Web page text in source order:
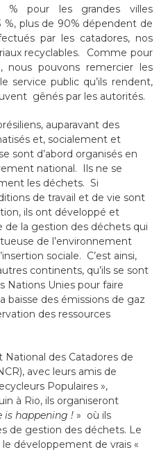
pour les grandes villes
%, plus de 90% dépendent de
par les catadores, nos
recyclables. Comme pour
nous pouvons remercier les
service public qu’ils rendent,
gênés par les autorités.
auparavant des
et, socialement et
sont d’abord organisés en
national. Ils ne se
les déchets. Si
de travail et de vie sont
ils ont développé et
de la gestion des déchets qui
de l’environnement
sociale. C’est ainsi,
continents, qu’ils se sont
Nations Unies pour faire
baisse des émissions de gaz
des ressources
des Catadores de
avec leurs amis de
Populaires »,
à Rio, ils organiseront
is happening !» où ils
de gestion des déchets. Le
développement de vrais «